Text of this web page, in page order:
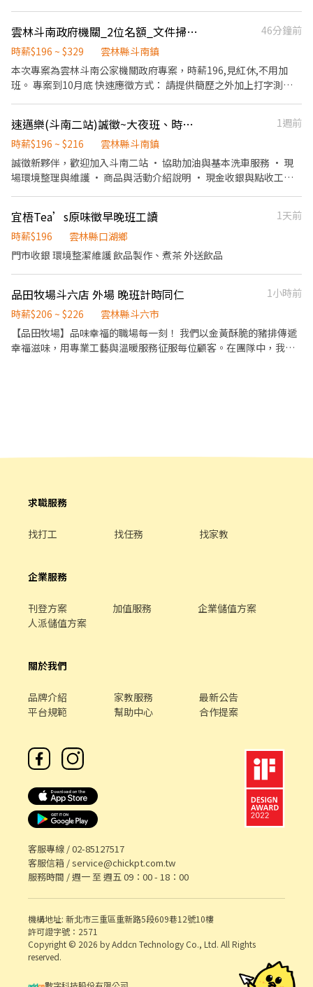
烹飪技巧，還可接觸店鋪的經營管理，例如：成本控管及數據分析
等專業知識 ▪升遷快速且制度完善，依努力及成果將有升遷加薪的
機會 ▪享有完善的福利制度，加班費為5分鐘為單位計算，重視員
工的辛勤付出 ▪計畫拓展全台灣，讓更多人有機會品嚐美味平價壽
司，致力成為頂尖品牌 職務類別 餐飲服務生、工讀生、門市／店員
／專櫃人員 工作待遇 時薪196~215元 （固定或變動薪資因個人資歷
或績效而異） 工作性質 兼職 - 長期工讀、假日工讀、暑假工讀 上班
地點 雲林縣斗六市大學路二段300號 上班時段 日班/晚班/假日班，
9:00~23:00，需輪班 休假制度 依公司規定 可上班日 一個月內 需求
人數 1~20人
螺夜市、斗南夜市、崙背夜市、莿桐夜市、土庫夜市｜時薪 196 ・
同仁夜市（北港鎮）、彌陀夜市、湖美夜市、圓環夜市｜時薪 196
・朴子夜市、大林夜市、彩虹夜市（嘉義）｜時薪 196 ・鹽水夜市
（台南鹽水）｜時薪 196 ……更多場地無法列舉，請見諒。 🎯 第一
在有人帶的場次跟著跑，練熟場感之後，就能自己來跑斗南夜市，
越跑越順、賺得越多。 🚇 交通：斗南中興路，斗六、大林、古坑過
雲林、嘉義、台南只要你跑得到的夜市、商圈、活動、市集，都歡
迎主動提出來，談得下來的場地我們就直接開班給你跑。 🌟 工作亮
點 ・自主報班制：班表自己挑，想跑幾天就跑幾天，享受真正的工
作自由。 ・新手友善機制：第一次上場有人帶，可先報 1～2 小時
場可報，不用等，這週就能開始賺。 ・邊賺錢邊健身：穿可愛布偶
裝與民眾互動，跳一場等於健身房一小時。 ・大方展現自我：跳
舞、揮手、搞怪、拍照互動都大受歡迎，越敢玩收得越多。 📋 招募
說明 ・合作模式：接案合作，短期體驗、長期穩定都歡迎。 ・新手
試作：初次報班請註明「新人」，時段先抓 1～2 小時，熟悉場地和
流程。 ・適合對象：性格開朗、能配合夜間時段、不怕在人群面前
表現的你。 ・布偶裝、道具、飲水公司全部提供，自己不用準備任
何東西，也不用先付任何費用。 ・全台皆有團隊：桃城義演團服務
雲林斗南政府機關_2位名額_文件掃描人員
46分鐘前
時薪$196 ~ $329
雲林縣斗南鎮
本次專案為雲林斗南公家機關政府專案，時薪196,見紅休,不用加
班。 專案到10月底 快速應徵方式： 請提供簡歷之外加上打字測驗1
快面試速度在提供履歷之後也可以致電04-37033085王小姐 請留意
打字測驗需45字以上,準確率0-3%內才算符合資格喔 上班時間：
8:00-17:00 (12:00-13:00午休一小時) 工作內容： 1.本專案為雲林斗
南政府專案。 2.紙本申請書文件整件、透過小型掃描機掃描成電子
到不會的問題勇於發問,每日皆有主管在現場教導 專案時間：至報到
日起，上班日為每週一至五，週休二日見紅休 條件：高中職/大學畢
************************* 加分: 會倉頡/無蝦米輸入法(會的話投
遞履歷請註明)
速邁樂(斗南二站)誠徵~大夜班、時段班 長期♾️時薪制服務員
1週前
時薪$196 ~ $216
雲林縣斗南鎮
誠徵新夥伴，歡迎加入斗南二站 • 協助加油與基本洗車服務 • 現
場環境整理與維護 • 商品與活動介紹說明 • 現金收銀與點收工作
2300-0700 (需全時人員) **大夜班需先安排白天排班教育訓練(至少
一週)，才能獨立上大夜班，需可配合** 時段班：1000-1500
宜梧Tea’s原味徵早晚班工讀
1天前
時薪$196
雲林縣口湖鄉
門市收銀 環境整潔維護 飲品製作、煮茶 外送飲品
品田牧場斗六店 外場 晚班計時同仁
1小時前
時薪$206 ~ $226
雲林縣斗六市
【品田牧場】品味幸福的職場每一刻！ 我們以金黃酥脆的豬排傳遞
幸福滋味，用專業工藝與溫暖服務征服每位顧客。在團隊中，我們
求職服務
找打工 找任務 找家教
企業服務
刊登方案 加值服務
企業儲值方案
人派儲值方案
關於我們
品牌介紹 家教服務
最新公告
平台規範
幫助中心 合作提案
客服專線 /02-85127517
客服信箱 /service@chickpt.com.tw
服務時間 / 週一 至 週五 09：00 - 18：00
機構地址: 新北市三重區重新路5段609巷12號10樓
許可證字號：2571
Copyright © 2026 by Addcn Technology Co., Ltd. All Rights
reserved.